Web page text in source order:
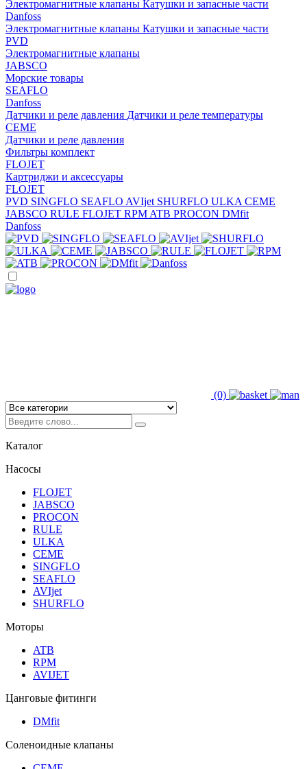
Электромагнитные клапаны Катушки и запасные части
Danfoss
Электромагнитные клапаны Катушки и запасные части
PVD
Электромагнитные клапаны
JABSCO
Морские товары
SEAFLO
Danfoss
Датчики и реле давления Датчики и реле температуры
CEME
Датчики и реле давления
Фильтры комплект
FLOJET
Картриджи и аксессуары
FLOJET
PVD SINGFLO SEAFLO AVIjet SHURFLO ULKA CEME
JABSCO RULE FLOJET RPM ATB PROCON DMfit
Danfoss
(0)
Каталог
Насосы
FLOJET
JABSCO
PROCON
RULE
ULKA
CEME
SINGFLO
SEAFLO
AVIjet
SHURFLO
Моторы
ATB
RPM
AVIJET
Цанговые фитинги
DMfit
Соленоидные клапаны